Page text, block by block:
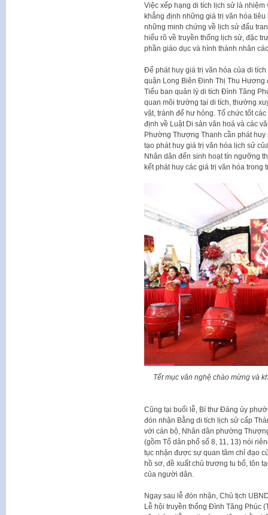
Việc xếp hạng di tích lịch sử là
khẳng định những giá trị văn hóa
những minh chứng về lịch sử đấu
hiểu rõ về truyền thống lịch sử, đặc
phần giáo dục và hình thành nhân
Để phát huy giá trị văn hóa của di
quận Long Biên Đinh Thị Thu Hương
Tiểu ban quản lý di tích Đình Tăng
quan môi trường tại di tích, thường
vật, tránh để hư hỏng. Tổ chức tốt
định về Luật Di sản văn hoá và các
Phường Thượng Thanh cần phát
tạo phát huy giá trị văn hóa lịch sử
Nhân dân đến sinh hoạt tín ngưỡng
kết phát huy các giá trị văn hóa
Tết mục văn nghệ chào mừng và
Cũng tại buổi lễ, Bí thư Đảng ủy
đón nhận Bằng di tích lịch sử cấp
với cán bộ, Nhân dân phường
(gồm Tổ dân phố số 8, 11, 13) nói
tục nhận được sự quan tâm chỉ đạo
hồ sơ, đề xuất chủ trương tu bổ, tôn
của người dân.
Ngay sau lễ đón nhận, Chủ tịch
Lễ hội truyền thống Đình Tăng Phúc